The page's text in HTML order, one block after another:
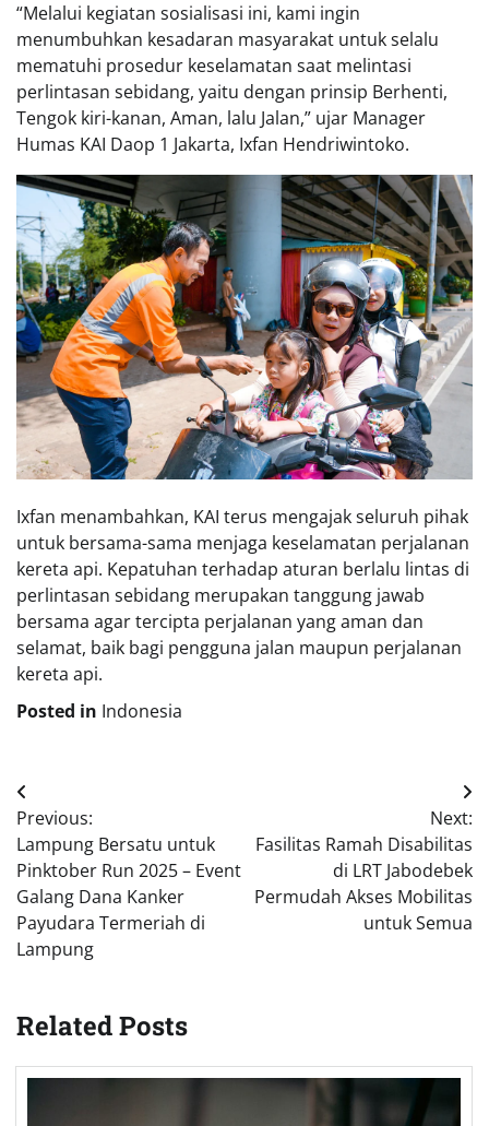
“Melalui kegiatan sosialisasi ini, kami ingin
menumbuhkan kesadaran masyarakat untuk selalu
mematuhi prosedur keselamatan saat melintasi
perlintasan sebidang, yaitu dengan prinsip Berhenti,
Tengok kiri-kanan, Aman, lalu Jalan,” ujar Manager
Humas KAI Daop 1 Jakarta, Ixfan Hendriwintoko.
Ixfan menambahkan, KAI terus mengajak seluruh pihak
untuk bersama-sama menjaga keselamatan perjalanan
kereta api. Kepatuhan terhadap aturan berlalu lintas di
perlintasan sebidang merupakan tanggung jawab
bersama agar tercipta perjalanan yang aman dan
selamat, baik bagi pengguna jalan maupun perjalanan
kereta api.
Posted in Indonesia
Post
navigation
Previous:
Lampung Bersatu untuk
Pinktober Run 2025 – Event
Galang Dana Kanker
Payudara Termeriah di
Lampung
Next:
Fasilitas Ramah Disabilitas
di LRT Jabodebek
Permudah Akses Mobilitas
untuk Semua
Related Posts